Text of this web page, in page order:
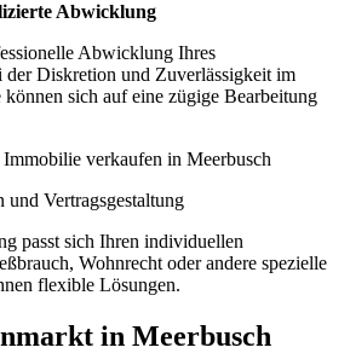
Abwicklung
Abwicklung Ihres
Diskretion und Zuverlässigkeit im
sich auf eine zügige Bearbeitung
Vertragsgestaltung
passt sich Ihren individuellen
Wohnrecht oder andere spezielle
flexible Lösungen.
in Meerbusch